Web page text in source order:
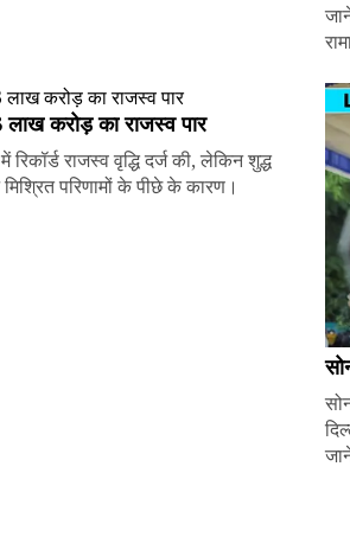
लाख करोड़ का राजस्व पार
राजस्व वृद्धि दर्ज की, लेकिन शुद्ध
परिणामों के पीछे के कारण।